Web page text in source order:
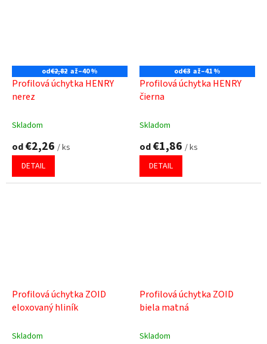
od€2,82 až–40 %
Profilová úchytka HENRY
nerez
Skladom
od€2,26 / ks
DETAIL
od€3 až–41 %
Profilová úchytka HENRY
čierna
Skladom
od€1,86 / ks
DETAIL
Profilová úchytka ZOID
eloxovaný hliník
Skladom
Profilová úchytka ZOID
biela matná
Skladom